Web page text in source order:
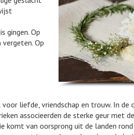
gingen. Op
Op
liefde, vriendschap en trouw. In de
associeerden de sterke geur met
komt van oorsprong uit de landen